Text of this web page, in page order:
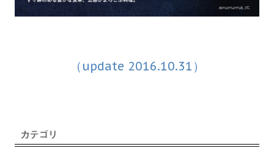
（update 2016.10.31）